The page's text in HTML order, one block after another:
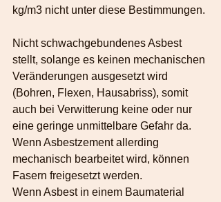
kg/m3 nicht unter diese Bestimmungen.
Nicht schwachgebundenes Asbest
stellt, solange es keinen mechanischen
Veränderungen ausgesetzt wird
(Bohren, Flexen, Hausabriss), somit
auch bei Verwitterung keine oder nur
eine geringe unmittelbare Gefahr da.
Wenn Asbestzement allerding
mechanisch bearbeitet wird, können
Fasern freigesetzt werden.
Wenn Asbest in einem Baumaterial